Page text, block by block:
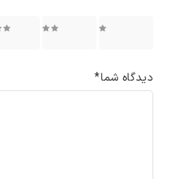
۳ از ۵
دیدگاه شما*